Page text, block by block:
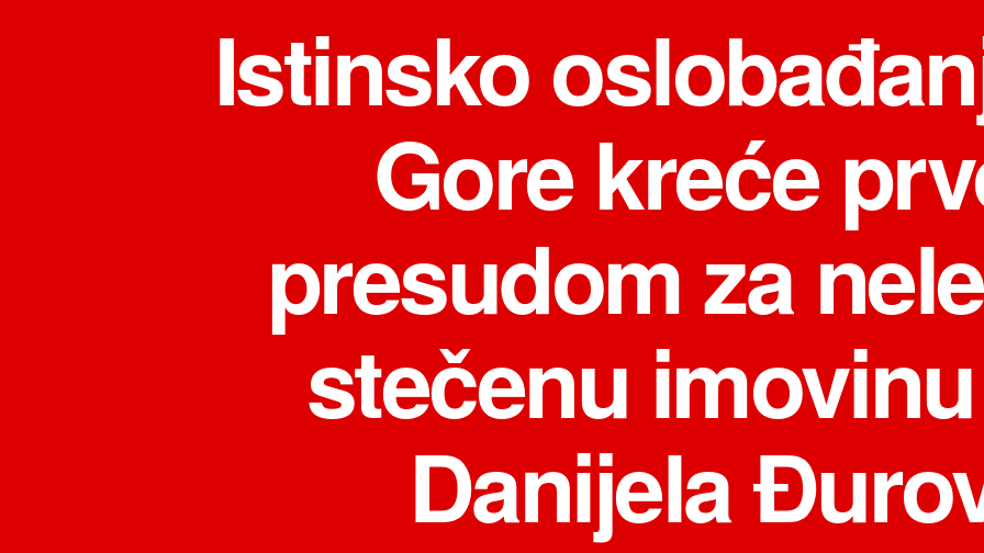
Istinsko
Gore kreće
presudom za
stečenu
Danijela